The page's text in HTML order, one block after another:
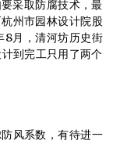
采取防腐技术，最
州市园林设计院股
8月，清河坊历史街
到完工只用了两个
风系数，有待进一